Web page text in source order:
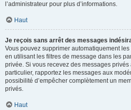
l’administrateur pour plus d’informations.
Haut
Je reçois sans arrêt des messages
Vous pouvez supprimer automatiquement
en utilisant les filtres de message dans les
privée. Si vous recevez des messages privés
particulier, rapportez les messages aux
possibilité d’empêcher complètement un
privés.
Haut